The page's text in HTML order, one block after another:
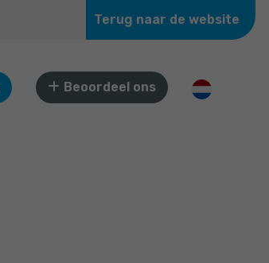
Terug naar de website
Beoordeel ons